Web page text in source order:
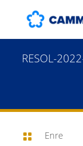
RESOL-
 Enre